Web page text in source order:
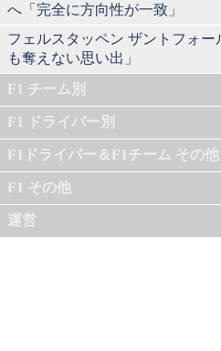
へ「完全に方向性が一致」
フェルスタッペン ザントフォー
も奪えない思い出」
F1 チーム別
F1 ドライバー別
F1ドライバー＆F1チーム その他
F1 その他
運営